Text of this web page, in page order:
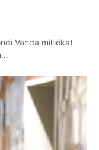
Vanda milliókat